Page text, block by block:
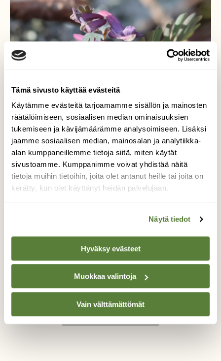
Tämä sivusto käyttää evästeitä
Käytämme evästeitä tarjoamamme sisällön ja mainosten
räätälöimiseen, sosiaalisen median ominaisuuksien
tukemiseen ja kävijämäärämme analysoimiseen. Lisäksi
jaamme sosiaalisen median, mainosalan ja analytiikka-
alan kumppaneillemme tietoja siitä, miten käytät
sivustoamme. Kumppanimme voivat yhdistää näitä
tietoja muihin tietoihin, joita olet antanut heille tai joita on
kerätty, kun olet käyttänyt heidän palvelujaan.
Näytä tiedot
Hyväksy evästeet
Muokkaa valintoja
Vain välttämättömät
Kevään kukka
kevääseen
Valokuvaaja: Hanna Rönty, Omenapuumaa,Rauma
14.4.2026
TAKAISIN LISTAAN